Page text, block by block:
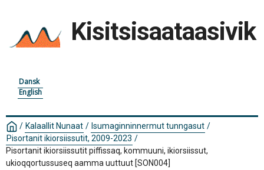
Kisitsisaataasivik
Dansk
English
/ Kalaallit Nunaat / Isumaginninnermut tunngasut /
Pisortanit ikiorsiissutit, 2009-2023 /
Pisortanit ikiorsiissutit piffissaq, kommuuni, ikiorsiissut,
ukioqqortussuseq aamma uuttuut [SON004]